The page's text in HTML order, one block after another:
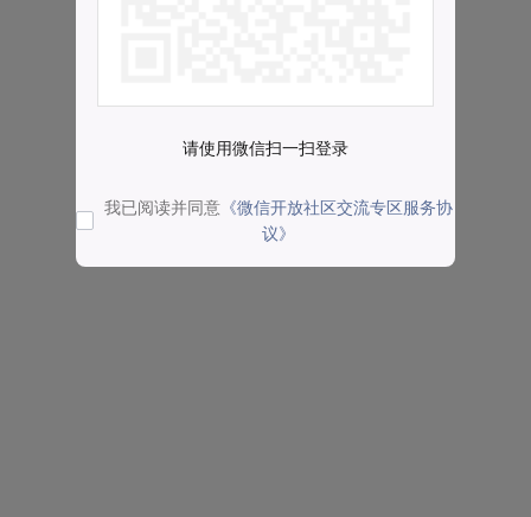
请使用微信扫一扫登录
我已阅读并同意 《微信开放社区交流专区服务协
议》